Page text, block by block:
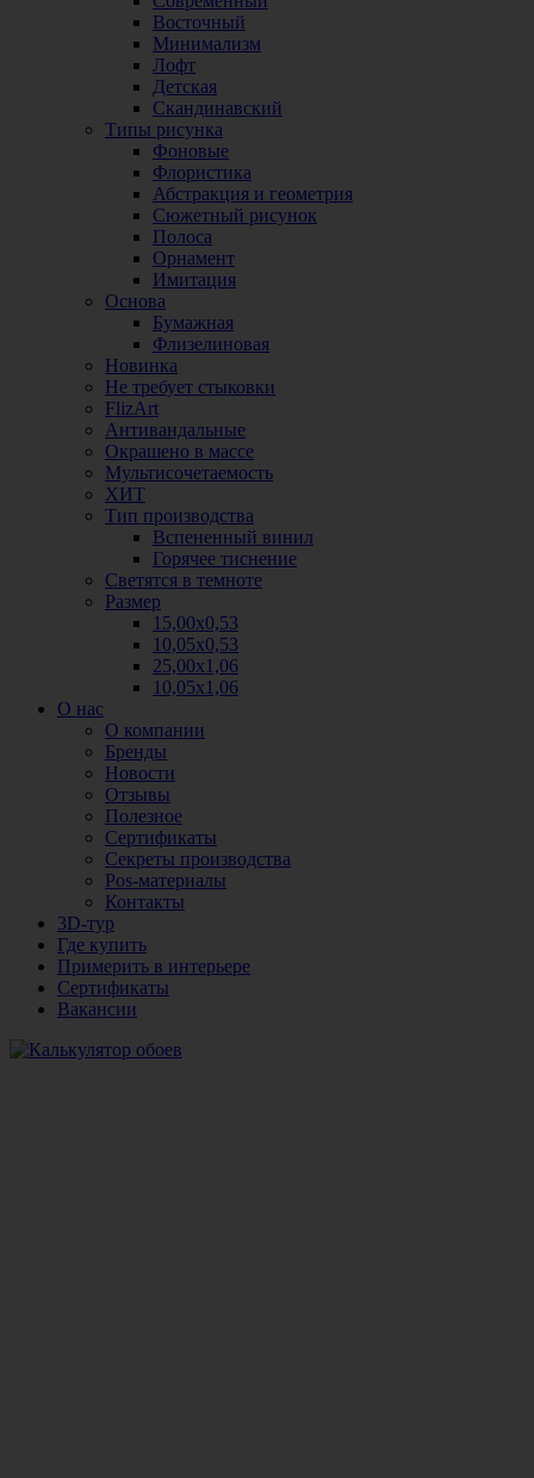
Восточный
Минимализм
Лофт
Детская
Скандинавский
Типы рисунка
Фоновые
Флористика
Абстракция и геометрия
Сюжетный рисунок
Полоса
Орнамент
Имитация
Основа
Бумажная
Флизелиновая
Новинка
Не требует стыковки
FlizArt
Антивандальные
Окрашено в массе
Мультисочетаемость
ХИТ
Тип производства
Вспененный винил
Горячее тиснение
Светятся в темноте
Размер
15,00х0,53
10,05х0,53
25,00х1,06
10,05х1,06
О нас
О компании
Бренды
Новости
Отзывы
Полезное
Сертификаты
Секреты производства
Pos-материалы
Контакты
3D-тур
Где купить
Примерить в интерьере
Сертификаты
Вакансии